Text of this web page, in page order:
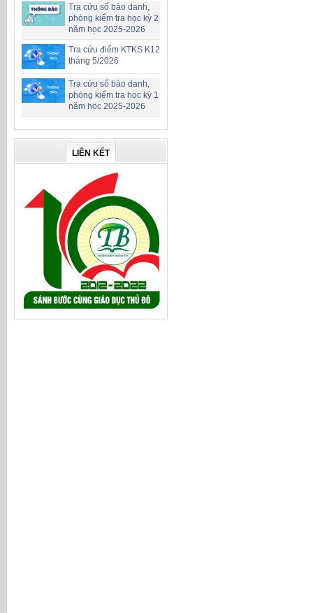
Tra cứu số báo danh,
phòng kiểm tra học kỳ 2
năm học 2025-2026
Tra cứu điểm KTKS K12
tháng 5/2026
Tra cứu số báo danh,
phòng kiểm tra học kỳ 1
năm học 2025-2026
LIÊN KẾT